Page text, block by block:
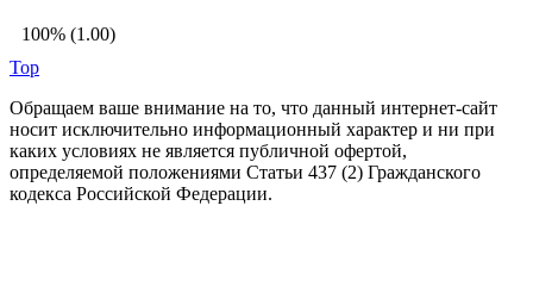
100% (1.00)
Top
Обращаем ваше внимание на то, что данный интернет-сайт
носит исключительно информационный характер и ни при
каких условиях не является публичной офертой,
определяемой положениями Статьи 437 (2) Гражданского
кодекса Российской Федерации.